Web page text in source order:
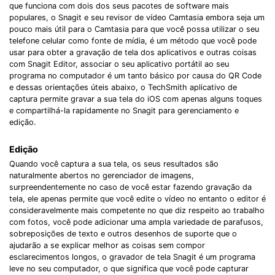
que funciona com dois dos seus pacotes de software mais
populares, o Snagit e seu revisor de vídeo Camtasia embora seja um
pouco mais útil para o Camtasia para que você possa utilizar o seu
telefone celular como fonte de mídia, é um método que você pode
usar para obter a gravação de tela dos aplicativos e outras coisas
com Snagit Editor, associar o seu aplicativo portátil ao seu
programa no computador é um tanto básico por causa do QR Code
e dessas orientações úteis abaixo, o TechSmith aplicativo de
captura permite gravar a sua tela do iOS com apenas alguns toques
e compartilhá-la rapidamente no Snagit para gerenciamento e
edição.
Edição
Quando você captura a sua tela, os seus resultados são
naturalmente abertos no gerenciador de imagens,
surpreendentemente no caso de você estar fazendo gravação da
tela, ele apenas permite que você edite o vídeo no entanto o editor é
consideravelmente mais competente no que diz respeito ao trabalho
com fotos, você pode adicionar uma ampla variedade de parafusos,
sobreposições de texto e outros desenhos de suporte que o
ajudarão a se explicar melhor as coisas sem compor
esclarecimentos longos, o gravador de tela Snagit é um programa
leve no seu computador, o que significa que você pode capturar